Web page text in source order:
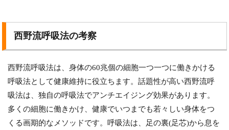
西野流呼吸法の考察
西野流呼吸法は、身体の60兆個の細胞一つ一つに働きかける
呼吸法として健康維持に役立ちます。話題性が高い西野流呼
吸法は、独自の呼吸法でアンチエイジング効果があります。
多くの細胞に働きかけ、健康でいつまでも若々しい身体をつ
くる画期的なメソッドです。呼吸法は、足の裏(足芯)から息を